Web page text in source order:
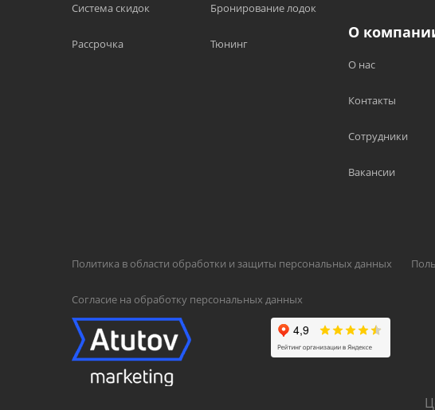
Система скидок
Рассрочка
Бронирование лодок
Тюнинг
О
О нас
Контакты
Сотрудники
Вакансии
Политика в области обработки и защиты персональных данных
Согласие на обработку персональных данных